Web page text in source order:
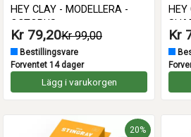
HEY CLAY - MODELLERA -
OCTOPUS
Kr 79,20Kr 99,00
Bestillingsvare
Forventet 14 dager
Lägg i varukorgen
HEY
Kr
20%